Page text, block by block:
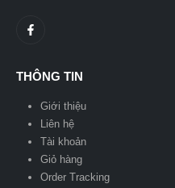
THÔNG TIN
Giới thiệu
Liên hệ
Tài khoản
Giỏ hàng
Order Tracking